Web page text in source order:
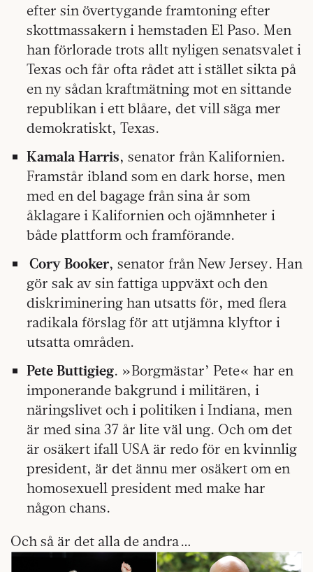
efter sin övertygande framtoning efter
skottmassakern i hemstaden El Paso. Men
han förlorade trots allt nyligen senatsvalet i
Texas och får ofta rådet att i stället sikta på
en ny sådan kraftmätning mot en sittande
republikan i ett blåare, det vill säga mer
demokratiskt, Texas.
Kamala Harris, senator från Kalifornien.
Framstår ibland som en dark horse, men
med en del bagage från sina år som
åklagare i Kalifornien och ojämnheter i
både plattform och framförande.
Cory Booker, senator från New Jersey. Han
gör sak av sin fattiga uppväxt och den
diskriminering han utsatts för, med flera
radikala förslag för att utjämna klyftor i
utsatta områden.
Pete Buttigieg. »Borgmästar’ Pete« har en
imponerande bakgrund i militären, i
näringslivet och i politiken i Indiana, men
är med sina 37 år lite väl ung. Och om det
är osäkert ifall USA är redo för en kvinnlig
president, är det ännu mer osäkert om en
homosexuell president med make har
någon chans.
Och så är det alla de andra …